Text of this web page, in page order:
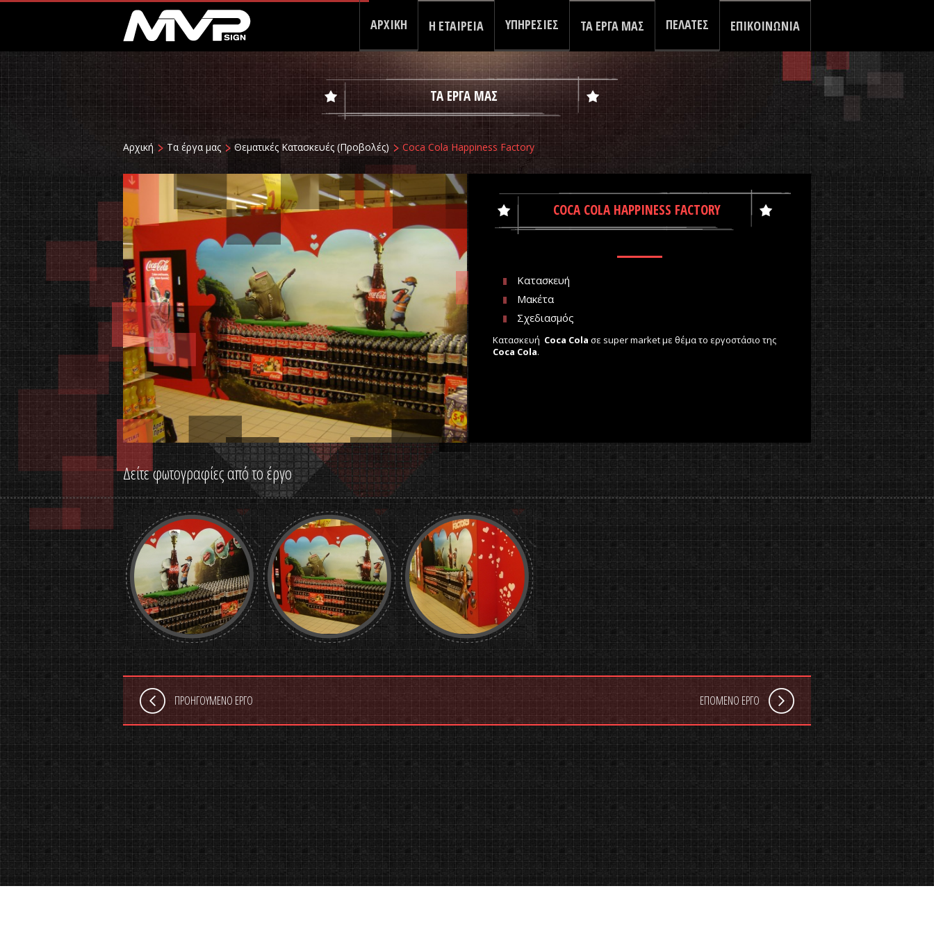
ΑΡΧΙΚΗ Η ΕΤΑΙΡΕΙΑ ΥΠΗΡΕΣΙΕΣ ΤΑ ΕΡΓΑ ΜΑΣ ΠΕΛΑΤΕΣ ΕΠΙΚΟΙΝΩΝΙΑ
ΤΑ ΕΡΓΑ ΜΑΣ
Αρχική Τα έργα μας Θεματικές Κατασκευές (Προβολές) Coca Cola Happiness Factory
COCA COLA HAPPINESS FACTORY
Κατασκευή
Μακέτα
Σχεδιασμός
Κατασκευή Coca Cola σε super market με θέμα το εργοστάσιο της
Coca Cola.
Δείτε φωτογραφίες από το έργο
ΠΡΟΗΓΟΥΜΕΝΟ ΕΡΓΟ ΕΠΟΜΕΝΟ ΕΡΓΟ